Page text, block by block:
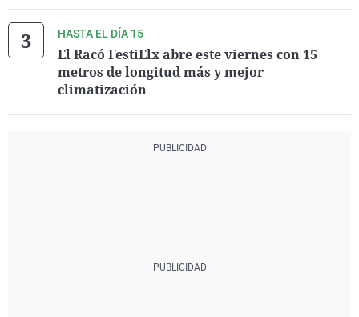
HASTA EL DÍA 15
El Racó FestiElx abre este viernes con 15
metros de longitud más y mejor
climatización